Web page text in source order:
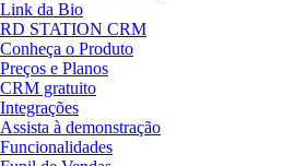
Link da Bio
RD STATION CRM
Conheça o Produto
Preços e Planos
CRM gratuito
Integrações
Assista à demonstração
Funcionalidades